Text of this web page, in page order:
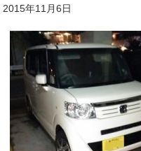
2015年11月6日